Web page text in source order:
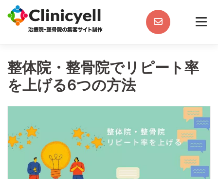
content
整体院・整骨院でリピート率
を上げる6つの方法